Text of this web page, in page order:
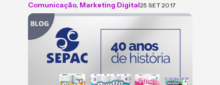
Comunicação, Marketing Digital25 SET 2017